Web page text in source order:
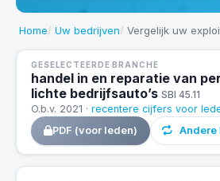
Home Uw bedrijven Vergelijk uw
GESELECTEERDE BRANCHE
handel in en reparatie van
lichte bedrijfsauto’s SBI 45.11
O.b.v. 2021 · recentere cijfers voor
PDF (voor leden)
Andere